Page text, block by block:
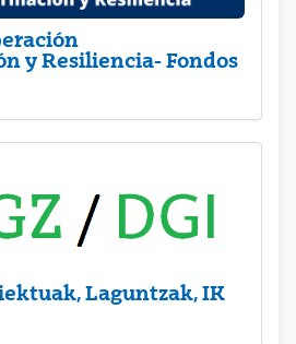
y Resiliencia- Fondos
Laguntzak, IK